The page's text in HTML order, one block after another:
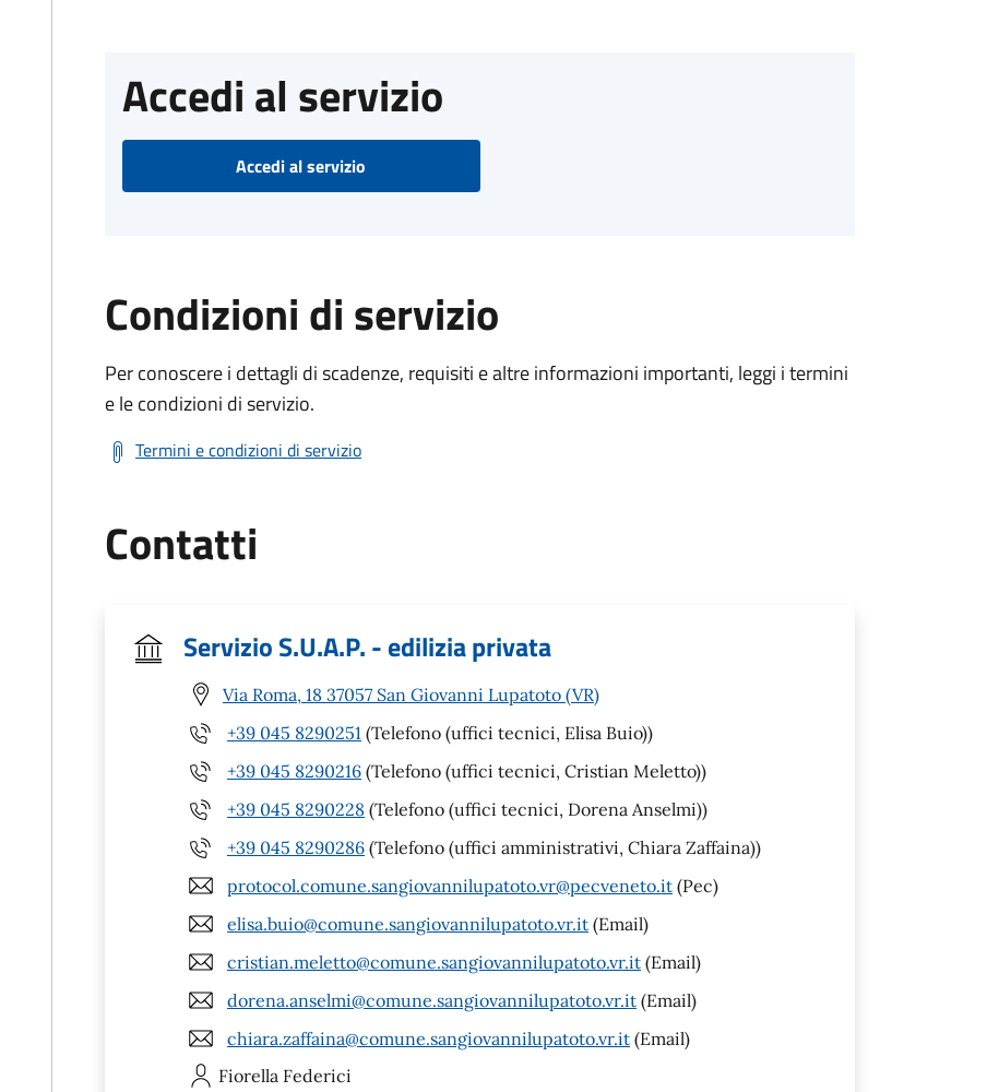
Accedi al servizio
Accedi al servizio
Condizioni di servizio
Per conoscere i dettagli di scadenze, requisiti e altre informazioni importanti, leggi i termini
e le condizioni di servizio.
Termini e condizioni di servizio
Contatti
Servizio S.U.A.P. - edilizia privata
Via Roma, 18 37057 San Giovanni Lupatoto (VR)
+39 045 8290251 (Telefono (uffici tecnici, Elisa Buio))
+39 045 8290216 (Telefono (uffici tecnici, Cristian Meletto))
+39 045 8290228 (Telefono (uffici tecnici, Dorena Anselmi))
+39 045 8290286 (Telefono (uffici amministrativi, Chiara Zaffaina))
protocol.comune.sangiovannilupatoto.vr@pecveneto.it (Pec)
elisa.buio@comune.sangiovannilupatoto.vr.it (Email)
cristian.meletto@comune.sangiovannilupatoto.vr.it (Email)
dorena.anselmi@comune.sangiovannilupatoto.vr.it (Email)
chiara.zaffaina@comune.sangiovannilupatoto.vr.it (Email)
Fiorella Federici